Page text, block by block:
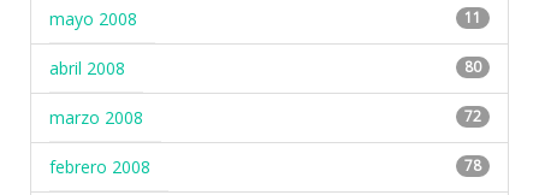
mayo 2008 11
abril 2008 80
marzo 2008 72
febrero 2008 78